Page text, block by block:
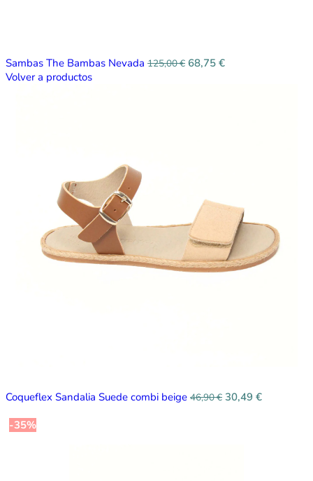
Sambas The Bambas Nevada 125,00€ 68,75 €
Volver a productos
Coqueflex Sandalia Suede combi beige 46,90€ 30,49 €
-35%